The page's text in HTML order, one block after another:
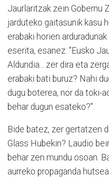
Jaurlaritzak zein Gobernu
jarduteko gaitasunik kasu
erabaki horien
eserita, esanez: "Eusko
Aldundia... zer dira eta
erabaki bati buruz? Nahi
dugu boterea, nor da toki-
behar dugun esateko?".
Bide batez, zer gertatzen
Glass Hubekin? Laudio
behar zen mundu osoan.
aurreko propaganda